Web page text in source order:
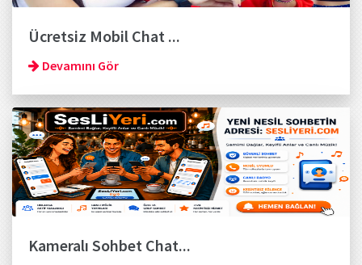
Ücretsiz Mobil Chat ...
Devamını Gör
Kameralı Sohbet Chat...